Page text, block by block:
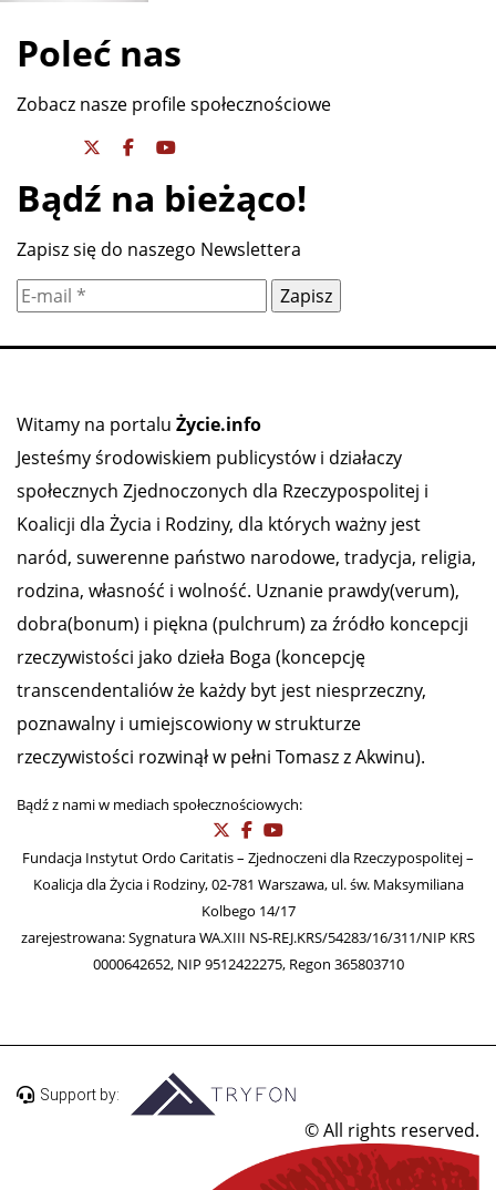
Poleć nas
Zobacz nasze profile społecznościowe
Bądź na bieżąco!
Zapisz się do naszego Newslettera
Witamy na portalu Życie.info
Jesteśmy środowiskiem publicystów i działaczy
społecznych Zjednoczonych dla Rzeczypospolitej i
Koalicji dla Życia i Rodziny, dla których ważny jest
naród, suwerenne państwo narodowe, tradycja, religia,
rodzina, własność i wolność. Uznanie prawdy(verum),
dobra(bonum) i piękna (pulchrum) za źródło koncepcji
rzeczywistości jako dzieła Boga (koncepcję
transcendentaliów że każdy byt jest niesprzeczny,
poznawalny i umiejscowiony w strukturze
rzeczywistości rozwinął w pełni Tomasz z Akwinu).
Bądź z nami w mediach społecznościowych:
Fundacja Instytut Ordo Caritatis – Zjednoczeni dla Rzeczypospolitej –
Koalicja dla Życia i Rodziny, 02-781 Warszawa, ul. św. Maksymiliana
Kolbego 14/17
zarejestrowana: Sygnatura WA.XIII NS-REJ.KRS/54283/16/311/NIP KRS
0000642652, NIP 9512422275, Regon 365803710
Support by:
© All rights reserved.